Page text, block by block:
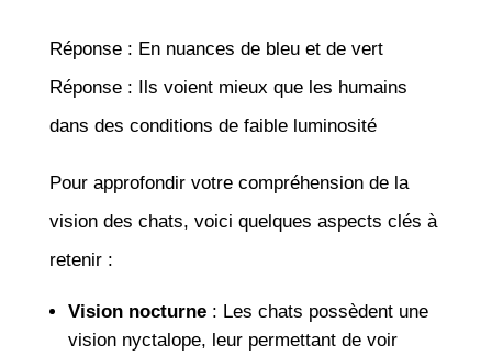
Réponse : En nuances de bleu et de vert
Réponse : Ils voient mieux que les humains
dans des conditions de faible luminosité
Pour approfondir votre compréhension de la
vision des chats, voici quelques aspects clés à
retenir :
Vision nocturne: Les chats possèdent une
vision nyctalope, leur permettant de voir